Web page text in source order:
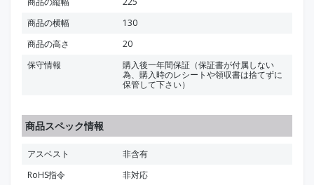
商品の横幅
130
商品の高さ
20
保守情報
購入後一年間保証（保証書が付属しない
為、購入時のレシートや領収書は捨てずに
保管して下さい）
商品スペック情報
アスベスト
非含有
RoHS指令
非対応